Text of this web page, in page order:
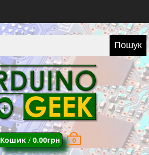
Пошук
Кошик/ 0.00грн 0